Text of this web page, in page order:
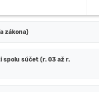
zákona)
spolu súčet (r. 03 až r.